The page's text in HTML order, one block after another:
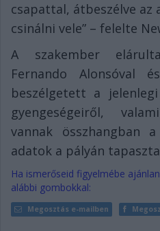
csapattal, átbeszélve
csinálni vele” – felelte
A szakember
Fernando Alonsóval
beszélgetett a
gyengeségeiről,
vannak összhangban
adatok a pályán
Ha ismerőseid figyelmébe
alábbi gombokkal:
Megosztás e-mailben